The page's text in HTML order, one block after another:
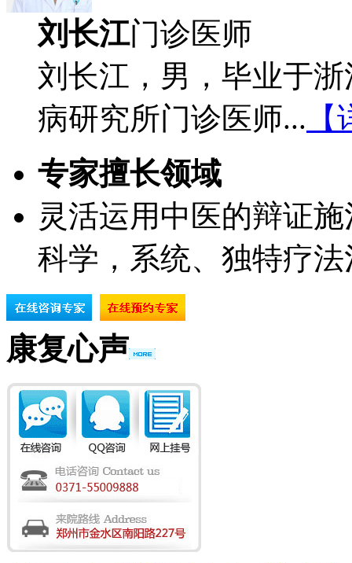
刘长江门诊医师
刘长江，男，毕业于
病研究所门诊医师...
专家擅长领域
灵活运用中医的辩证
科学，系统、独特疗
康复心声